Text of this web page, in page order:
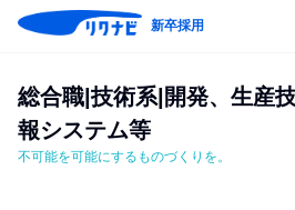
新卒採用
総合職|技術系|開発、生産
報システム等
不可能を可能にするものづくりを。